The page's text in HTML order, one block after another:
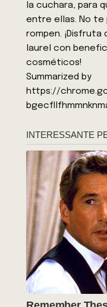
la cuchara, para
entre ellas. No te
rompen.
laurel con
cosméticos!
Summarized by
https://